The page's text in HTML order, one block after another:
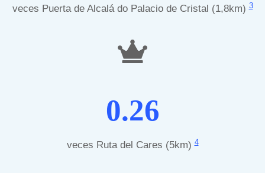
veces Puerta de Alcalá do Palacio de Cristal (1,8km)3
0.26
veces Ruta del Cares (5km)4